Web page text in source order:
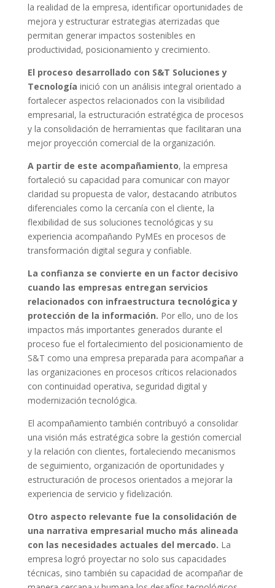
la realidad de la empresa, identificar oportunidades de
mejora y estructurar estrategias aterrizadas que
permitan generar impactos sostenibles en
productividad, posicionamiento y crecimiento.
El proceso desarrollado con S&T Soluciones y
Tecnología inició con un análisis integral orientado a
fortalecer aspectos relacionados con la visibilidad
empresarial, la estructuración estratégica de procesos
y la consolidación de herramientas que facilitaran una
mejor proyección comercial de la organización.
A partir de este acompañamiento, la empresa
fortaleció su capacidad para comunicar con mayor
claridad su propuesta de valor, destacando atributos
diferenciales como la cercanía con el cliente, la
flexibilidad de sus soluciones tecnológicas y su
experiencia acompañando PyMEs en procesos de
transformación digital segura y confiable.
La confianza se convierte en un factor decisivo
cuando las empresas entregan servicios
relacionados con infraestructura tecnológica y
protección de la información. Por ello, uno de los
impactos más importantes generados durante el
proceso fue el fortalecimiento del posicionamiento de
S&T como una empresa preparada para acompañar a
las organizaciones en procesos críticos relacionados
con continuidad operativa, seguridad digital y
modernización tecnológica.
El acompañamiento también contribuyó a consolidar
una visión más estratégica sobre la gestión comercial
y la relación con clientes, fortaleciendo mecanismos
de seguimiento, organización de oportunidades y
estructuración de procesos orientados a mejorar la
experiencia de servicio y fidelización.
Otro aspecto relevante fue la consolidación de
una narrativa empresarial mucho más alineada
con las necesidades actuales del mercado. La
empresa logró proyectar no solo sus capacidades
técnicas, sino también su capacidad de acompañar de